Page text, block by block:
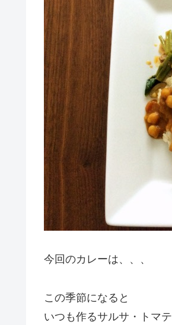
今回のカレーは、、、
この季節になると
いつも作るサルサ・トマテ